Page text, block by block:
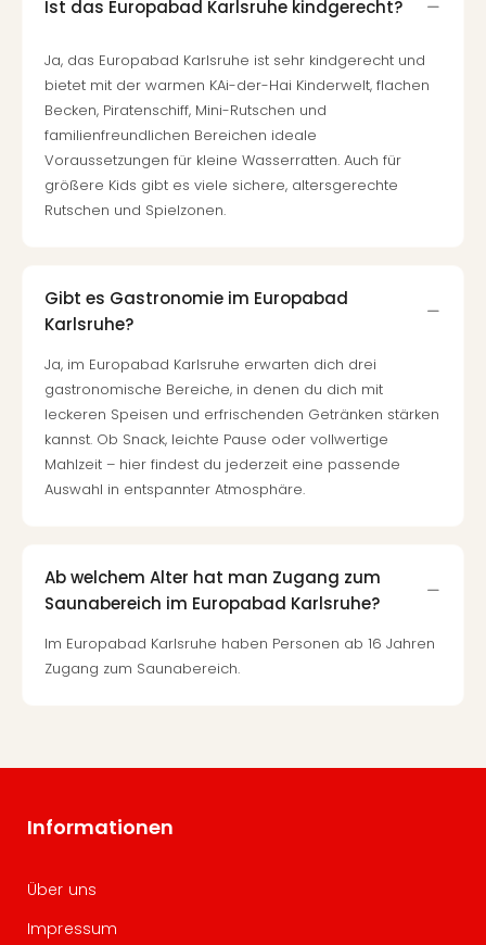
Ist das Europabad Karlsruhe kindgerecht?
Ja, das Europabad Karlsruhe ist sehr kindgerecht und
bietet mit der warmen KAi-der-Hai Kinderwelt, flachen
Becken, Piratenschiff, Mini-Rutschen und
familienfreundlichen Bereichen ideale
Voraussetzungen für kleine Wasserratten. Auch für
größere Kids gibt es viele sichere, altersgerechte
Rutschen und Spielzonen.
Gibt es Gastronomie im Europabad
Karlsruhe?
Ja, im Europabad Karlsruhe erwarten dich drei
gastronomische Bereiche, in denen du dich mit
leckeren Speisen und erfrischenden Getränken stärken
kannst. Ob Snack, leichte Pause oder vollwertige
Mahlzeit – hier findest du jederzeit eine passende
Auswahl in entspannter Atmosphäre.
Ab welchem Alter hat man Zugang zum
Saunabereich im Europabad Karlsruhe?
Im Europabad Karlsruhe haben Personen ab 16 Jahren
Zugang zum Saunabereich.
Informationen
Über uns
Impressum